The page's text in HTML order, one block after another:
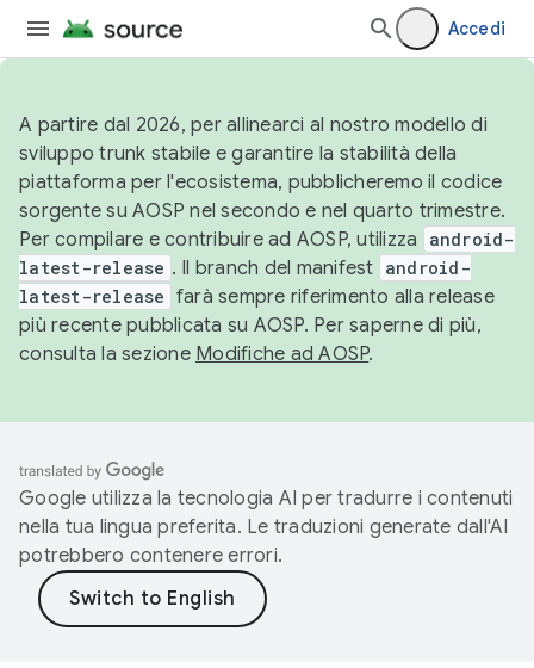
Accedi
A partire dal 2026, per allinearci al nostro modello di
sviluppo trunk stabile e garantire la stabilità della
piattaforma per l'ecosistema, pubblicheremo il codice
sorgente su AOSP nel secondo e nel quarto trimestre.
Per compilare e contribuire ad AOSP, utilizza
android-
latest-release . Il branch del manifest android-
latest-release farà sempre riferimento alla release
più recente pubblicata su AOSP. Per saperne di più,
consulta la sezione Modifiche ad AOSP.
Google utilizza la tecnologia AI per tradurre i contenuti
nella tua lingua preferita. Le traduzioni generate dall'AI
potrebbero contenere errori.